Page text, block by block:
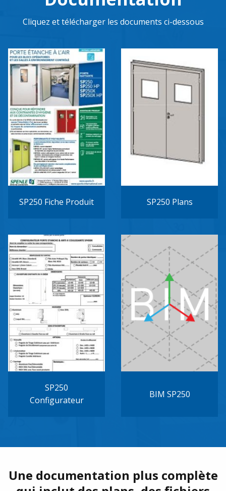
Cliquez et télécharger les documents ci-dessous
SP250 Fiche Produit SP250 Plans
SP250
Configurateur
BIM SP250
Une documentation plus complète